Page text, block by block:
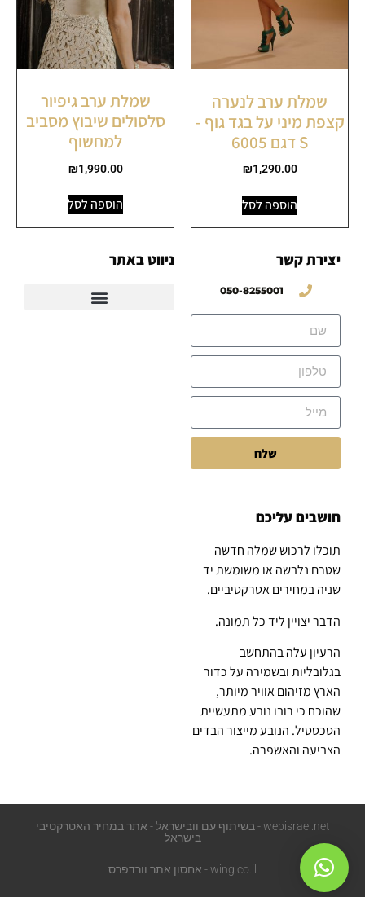
שמלת ערב לנערה
קצפת מיני על בגד גוף -
S דגם 6005
₪1,290.00
הוספה לסל
שמלת ערב גיפיור
סלסולים שיבוץ מסביב
למחשוף
₪1,990.00
הוספה לסל
יצירת קשר
050-8255001
שלח
ניווט באתר
חושבים עליכם
תוכלו לרכוש שמלה חדשה
שטרם נלבשה או משומשת יד
שניה במחירים אטרקטיביים.
הדבר יצויין ליד כל תמונה.
הרעיון עלה בהתחשב
בגלובליות ובשמירה על כדור
הארץ מזיהום אוויר מיותר,
שהוכח כי רובו נובע מתעשיית
הטכסטיל. הנובע מייצור הבדים
הצביעה והאשפרה.
webisrael.net - בשיתוף עם וובישראל - אתר במחיר האטרקטיבי
בישראל
wing.co.il - אחסון אתר וורדפרס